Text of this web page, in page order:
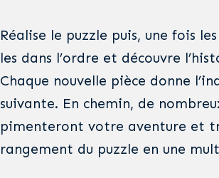
Réalise le puzzle puis, une fois
les dans l’ordre et découvre
Chaque nouvelle pièce donne
suivante. En chemin, de
pimenteront votre aventure et
rangement du puzzle en une